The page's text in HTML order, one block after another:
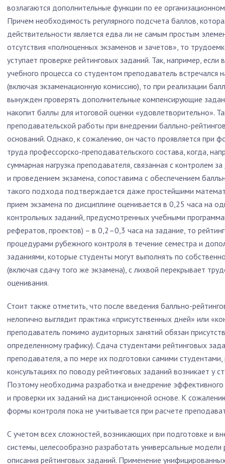
возлагаются дополнительные функции по ее
Причем необходимость регулярного подсчета баллов,
действительности является едва ли не самым простым
отсутствия «полноценных экзаменов и зачетов», то
уступает проверке рейтинговых заданий. Так, например, если
учебного процесса со студентом преподаватель встречался
(включая экзаменационную комиссию), то при реализации
вынужден проверять дополнительные компенсирующие
накопит баллы для итоговой оценки «удовлетворительно».
преподавательской работы при внедрении балльно-
оснований. Однако, к сожалению, он часто проявляется при
труда профессорско-преподавательского состава, когда,
суммарная нагрузка преподавателя, связанная с контролем за
и проведением экзамена, сопоставима с обеспечением
такого подхода подтверждается даже простейшими
прием экзамена по дисциплине оценивается в 0,25 часа на
контрольных заданий, предусмотренных учебными
рефератов, проектов) – в 0,2–0,3 часа на задание, то
процедурами рубежного контроля в течение семестра и
заданиями, которые студенты могут выполнять по
(включая сдачу того же экзамена), с лихвой перекрывает
оценивания.
Стоит также отметить, что после введения балльно-
нелогично выглядит практика «присутственных дней» или
преподаватель помимо аудиторных занятий обязан
определенному графику). Сдача студентами рейтинговых
преподавателя, а по мере их подготовки самими
консультациях по поводу рейтинговых заданий возникает у
Поэтому необходима разработка и внедрение
и проверки их заданий на дистанционной основе. К
формы контроля пока не учитывается при расчете
С учетом всех сложностей, возникающих при подготовке и
системы, целесообразно разработать универсальные
описания рейтинговых заданий. Применение